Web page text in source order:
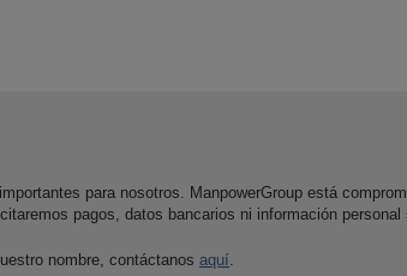
para nosotros. ManpowerGroup está
pagos, datos bancarios ni información
nombre, contáctanos aquí.